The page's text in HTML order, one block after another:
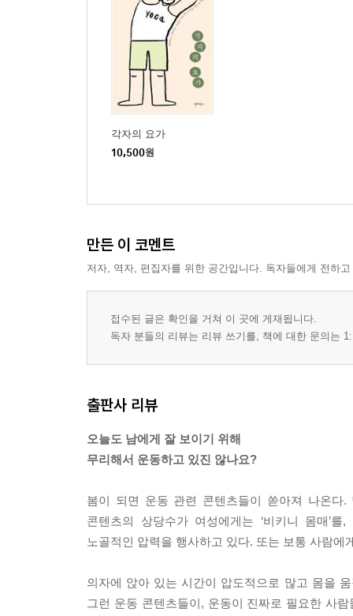
각자의 요가
10,500원
만든 이 코멘트
저자, 역자, 편집자를 위한 공간입니다. 독자들에게 전하
접수된 글은 확인을 거쳐 이 곳에 게재됩니다.
독자 분들의 리뷰는 리뷰 쓰기를, 책에 대한 문의는
출판사 리뷰
오늘도 남에게 잘 보이기 위해
무리해서 운동하고 있진 않나요?
봄이 되면 운동 관련 콘텐츠들이 쏟아져 나온다
콘텐츠의 상당수가 여성에게는 ‘비키니 몸매’
노골적인 압력을 행사하고 있다. 또는 보통 사람
의자에 앉아 있는 시간이 압도적으로 많고 몸을
그런 운동 콘텐츠들이, 운동이 진짜로 필요한 사